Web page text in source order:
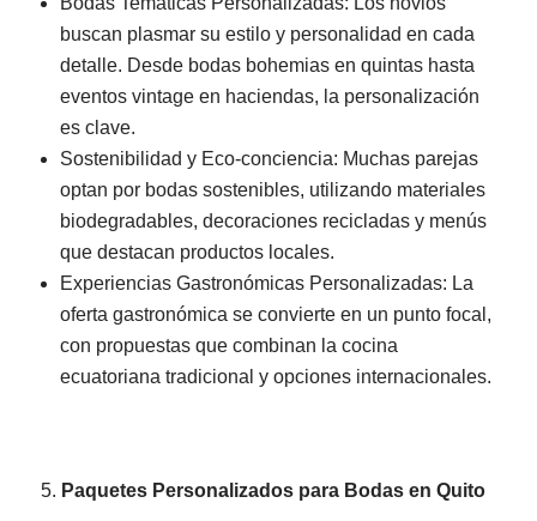
buscan plasmar su estilo y personalidad en cada
detalle. Desde bodas bohemias en quintas hasta
eventos vintage en haciendas, la personalización
es clave.
Sostenibilidad y Eco-conciencia: Muchas parejas
optan por bodas sostenibles, utilizando materiales
biodegradables, decoraciones recicladas y menús
que destacan productos locales.
Experiencias Gastronómicas Personalizadas: La
oferta gastronómica se convierte en un punto focal,
con propuestas que combinan la cocina
ecuatoriana tradicional y opciones internacionales.
Paquetes Personalizados para Bodas en Quito